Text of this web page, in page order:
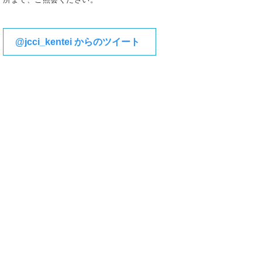
@jcci_kentei からのツイート